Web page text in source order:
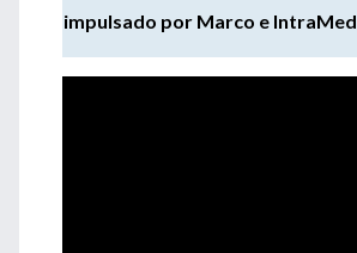
impulsado por Marco e IntraMed